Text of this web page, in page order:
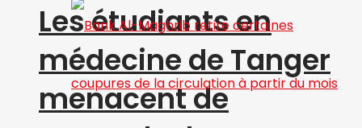
Les étudiants en
médecine de Tanger
menacent de